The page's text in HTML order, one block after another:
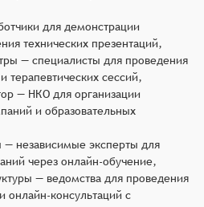
для демонстрации
технических презентаций,
— специалисты для проведения
терапевтических сессий,
— НКО для организации
и образовательных
— независимые эксперты для
через онлайн-обучение,
— ведомства для проведения
онлайн-консультаций с